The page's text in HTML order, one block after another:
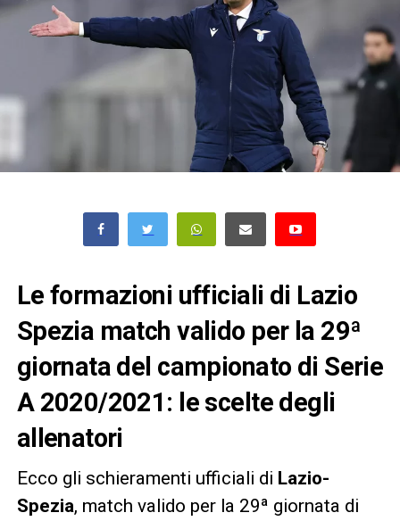
Le formazioni ufficiali di Lazio
Spezia match valido per la 29ª
giornata del campionato di Serie
A 2020/2021: le scelte degli
allenatori
Ecco gli schieramenti ufficiali di Lazio-
Spezia, match valido per la 29ª giornata di